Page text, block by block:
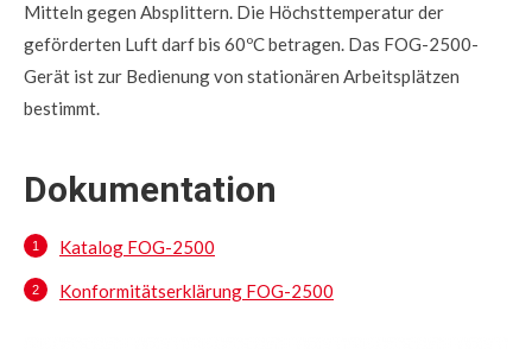
Mitteln gegen Absplittern. Die Höchsttemperatur der
geförderten Luft darf bis 60ºC betragen. Das FOG-2500-
Gerät ist zur Bedienung von stationären Arbeitsplätzen
bestimmt.
Dokumentation
Katalog FOG-2500
Konformitätserklärung FOG-2500